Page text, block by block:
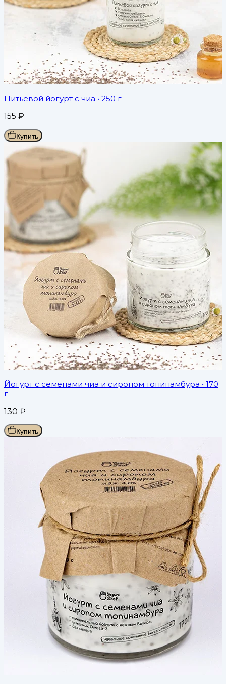
Питьевой йогурт с чиа • 250 г
155 ₽
Купить
Йогурт с семенами чиа и сиропом топинамбура • 170
г
130 ₽
Купить